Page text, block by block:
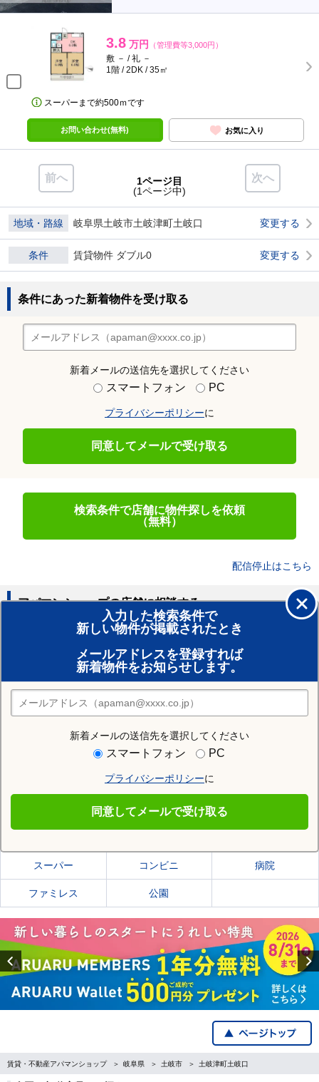
3.8 万円 （管理費等3,000円）
敷 － / 礼 －
1階 / 2DK / 35㎡
スーパーまで約500ｍです
お問い合わせ(無料) お気に入り
前へ 次へ
1ページ目
(1ページ中)
地域・路線 岐阜県土岐市土岐津町土岐口 変更する
条件 賃貸物件 ダブル0 変更する
条件にあった新着物件を受け取る
新着メールの送信先を選択してください
スマートフォン PC
プライバシーポリシーに
同意してメールで受け取る
検索条件で店舗に物件探しを依頼
（無料）
配信停止はこちら
入力した検索条件で
新しい物件が掲載されたとき
メールアドレスを登録すれば
新着物件をお知らせします。
新着メールの送信先を選択してください
スマートフォン PC
プライバシーポリシーに
同意してメールで受け取る
アパマンショップの店舗に相談する
賃貸のプロがお部屋探し！
おまかせ物件リクエスト
住みたい街の店舗を探す
店舗検索
住む街研究所で土岐市の情報を見る
土岐市の施設一覧
スーパー コンビニ 病院
ファミレス 公園
Previous
賃貸・不動産アパマンショップ 岐阜県 土岐市 土岐津町土岐口